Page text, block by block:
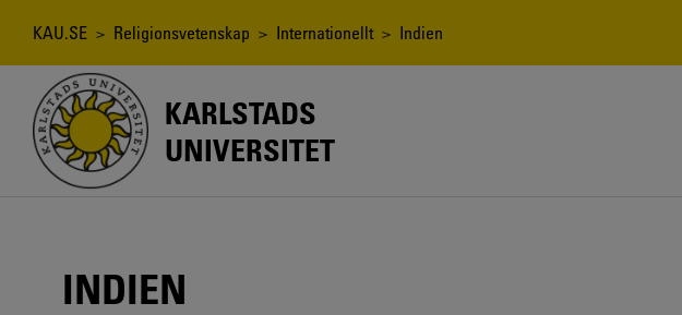
Länkstig
KAU.SE > Religionsvetenskap > Internationellt > Indien
KARLSTADS
UNIVERSITET
INDIEN